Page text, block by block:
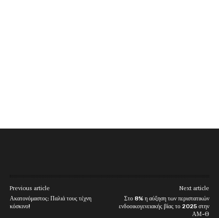
Previous article
Ακατονόμαστος: Παλιά τους τέχνη
κόσκινο!
Next article
Στο 8% η αύξηση των περιστατικών
ενδοοικογενειακής βίας το 2025 στην
ΑΜ-Θ